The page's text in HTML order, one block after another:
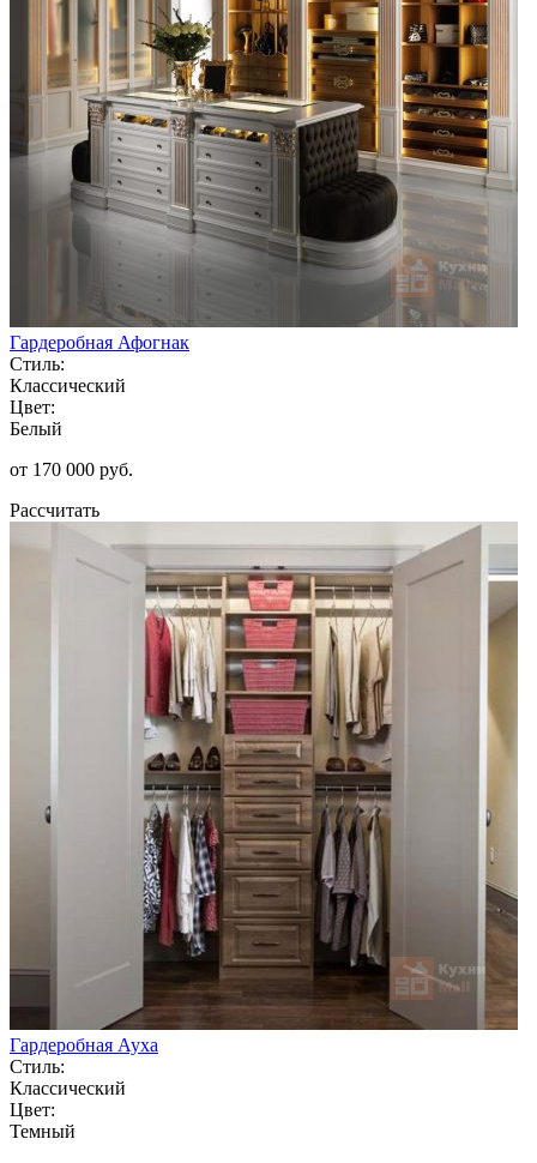
Гардеробная Афогнак
Стиль:
Классический
Цвет:
Белый
от 170 000 руб.
Рассчитать
Гардеробная Ауха
Стиль:
Классический
Цвет:
Темный